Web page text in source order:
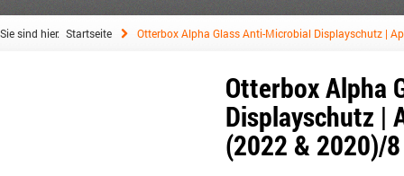
Sie sind hier: Startseite Otterbox Alpha Glass Anti-Microbial Displayschutz |
Otterbox Alpha
Displayschutz |
(2022 & 2020)/